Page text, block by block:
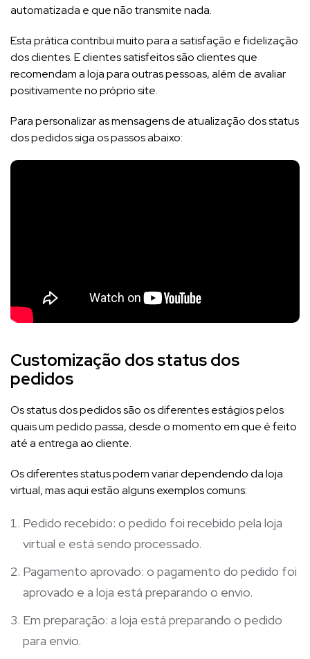
automatizada e que não transmite nada.
Esta prática contribui muito para a satisfação e fidelização
dos clientes. E clientes satisfeitos são clientes que
recomendam a loja para outras pessoas, além de avaliar
positivamente no próprio site.
Para personalizar as mensagens de atualização dos status
dos pedidos siga os passos abaixo:
Customização dos status dos
pedidos
Os status dos pedidos são os diferentes estágios pelos
quais um pedido passa, desde o momento em que é feito
até a entrega ao cliente.
Os diferentes status podem variar dependendo da loja
virtual, mas aqui estão alguns exemplos comuns:
Pedido recebido: o pedido foi recebido pela loja
virtual e está sendo processado.
Pagamento aprovado: o pagamento do pedido foi
aprovado e a loja está preparando o envio.
Em preparação: a loja está preparando o pedido
para envio.